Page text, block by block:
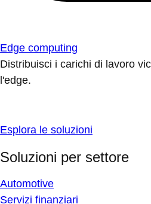
Edge computing
Distribuisci i carichi di lavoro
l'edge.
Esplora le soluzioni
Soluzioni per settore
Automotive
Servizi finanziari